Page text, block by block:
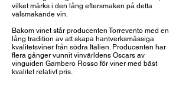
vilket märks i den lång eftersmaken på detta
välsmakande vin.
Bakom vinet står producenten Torrevento med en
lång tradition av att skapa hantverksmässiga
kvalitetsviner från södra Italien. Producenten har
flera gånger vunnit vinvärldens Oscars av
vinguiden Gambero Rosso för viner med bäst
kvalitet relativt pris.